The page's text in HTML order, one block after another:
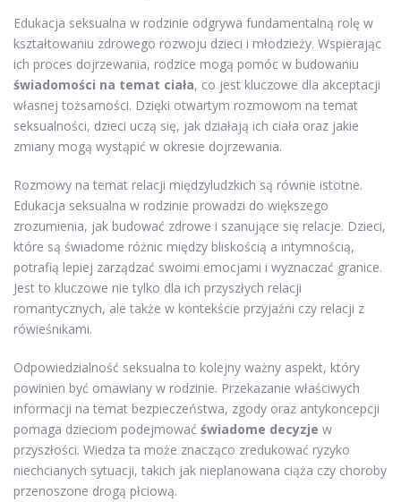
Edukacja seksualna w rodzinie odgrywa fundamentalną rolę w
kształtowaniu zdrowego rozwoju dzieci i młodzieży. Wspierając
ich proces dojrzewania, rodzice mogą pomóc w budowaniu
świadomości na temat ciała, co jest kluczowe dla akceptacji
własnej tożsamości. Dzięki otwartym rozmowom na temat
seksualności, dzieci uczą się, jak działają ich ciała oraz jakie
zmiany mogą wystąpić w okresie dojrzewania.
Rozmowy na temat relacji międzyludzkich są równie istotne.
Edukacja seksualna w rodzinie prowadzi do większego
zrozumienia, jak budować zdrowe i szanujące się relacje. Dzieci,
które są świadome różnic między bliskością a intymnością,
potrafią lepiej zarządzać swoimi emocjami i wyznaczać granice.
Jest to kluczowe nie tylko dla ich przyszłych relacji
romantycznych, ale także w kontekście przyjaźni czy relacji z
rówieśnikami.
Odpowiedzialność seksualna to kolejny ważny aspekt, który
powinien być omawiany w rodzinie. Przekazanie właściwych
informacji na temat bezpieczeństwa, zgody oraz antykoncepcji
pomaga dzieciom podejmować świadome decyzje w
przyszłości. Wiedza ta może znacząco zredukować ryzyko
niechcianych sytuacji, takich jak nieplanowana ciąża czy choroby
przenoszone drogą płciową.